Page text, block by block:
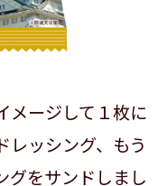
メージして１枚に
レッシング、もう
グをサンドしまし